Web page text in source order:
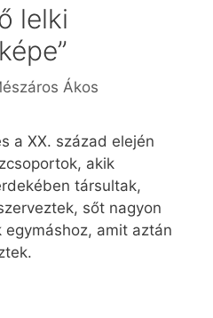
lelki
Ákos
a XX. század elején
akik
társultak,
sőt nagyon
amit aztán